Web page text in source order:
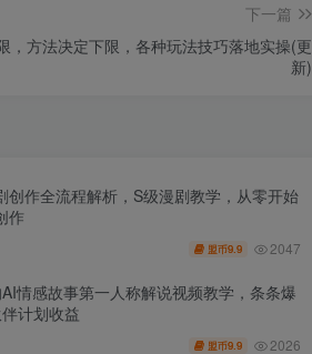
下一篇
，方法决定下限，各种玩法技巧落地实操(更
新)
创作全流程解析，S级漫剧教学，从零开始
作
盟币9.9 2047
情感故事第一人称解说视频教学，条条爆
计划收益
盟币9.9 2026